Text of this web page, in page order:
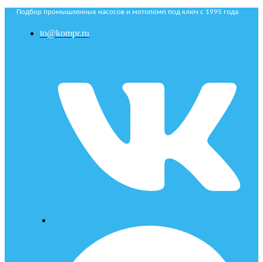
Подбор промышленных насосов и мотопомп под ключ с 1995 года
to@kompr.ru